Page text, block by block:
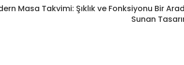
Masa Takvimi: Şıklık ve Fonksiyonu Bir
Sunan